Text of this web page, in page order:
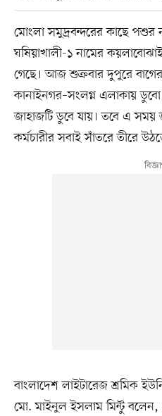
মোংলা সমুদ্রবন্দরের কাছে পশুর
ঘষিয়াখালী-১ নামের
গেছে। আজ শুক্রবার দুপুরে
কানাইনগর–সংলগ্ন এলাকায়
জাহাজটি ডুবে যায়। তবে এ সময়
কর্মচারীর সবাই সাঁতরে তীরে
বাংলাদেশ লাইটারেজ শ্রমিক
মো. মাইনুল ইসলাম মিন্টু বলেন,